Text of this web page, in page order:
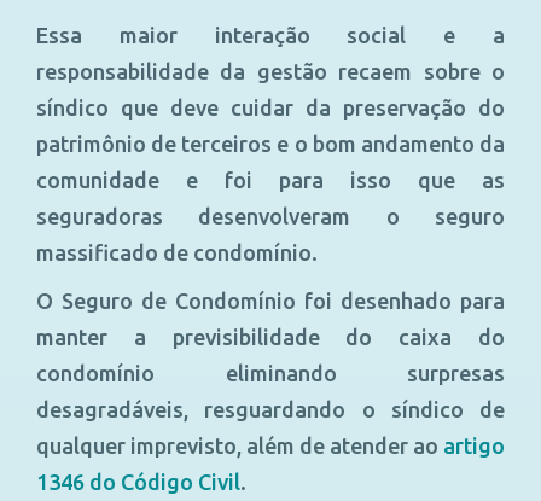
Essa maior interação social e a
responsabilidade da gestão recaem sobre o
síndico que deve cuidar da preservação do
patrimônio de terceiros e o bom andamento da
comunidade e foi para isso que as
seguradoras desenvolveram o seguro
massificado de condomínio.
O Seguro de Condomínio foi desenhado para
manter a previsibilidade do caixa do
condomínio eliminando surpresas
desagradáveis, resguardando o síndico de
qualquer imprevisto, além de atender ao artigo
1346 do Código Civil.